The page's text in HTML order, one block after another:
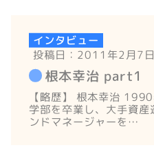
インタビュー
投稿日：2011年2月7
根本幸治 part1
【略歴】 根本幸治
学部を卒業し、大手資産
ンドマネージャーを…